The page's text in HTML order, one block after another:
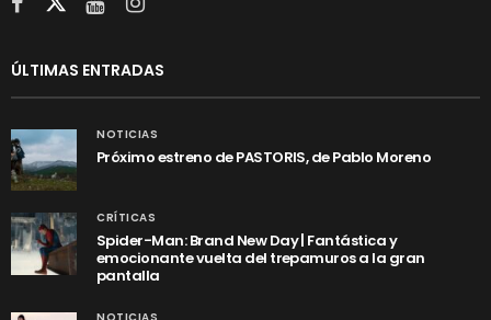
ÚLTIMAS ENTRADAS
NOTICIAS
Próximo estreno de PASTORIS, de Pablo Moreno
CRÍTICAS
Spider-Man: Brand New Day | Fantástica y
emocionante vuelta del trepamuros a la gran
pantalla